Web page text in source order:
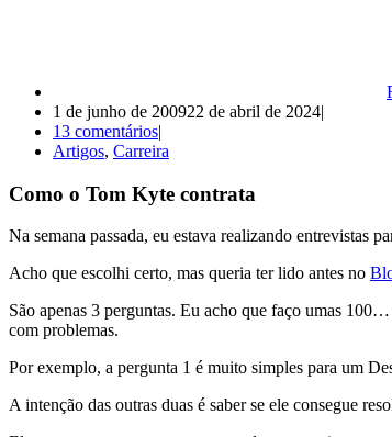
1 de junho de 200922 de abril de 2024
13 comentários
Artigos, Carreira
Como o Tom Kyte contrata
Na semana passada, eu estava realizando entrevistas
Acho que escolhi certo, mas queria ter lido antes no
São apenas 3 perguntas. Eu acho que faço umas
com problemas.
Por exemplo, a pergunta 1 é muito simples para um
A intenção das outras duas é saber se ele consegue